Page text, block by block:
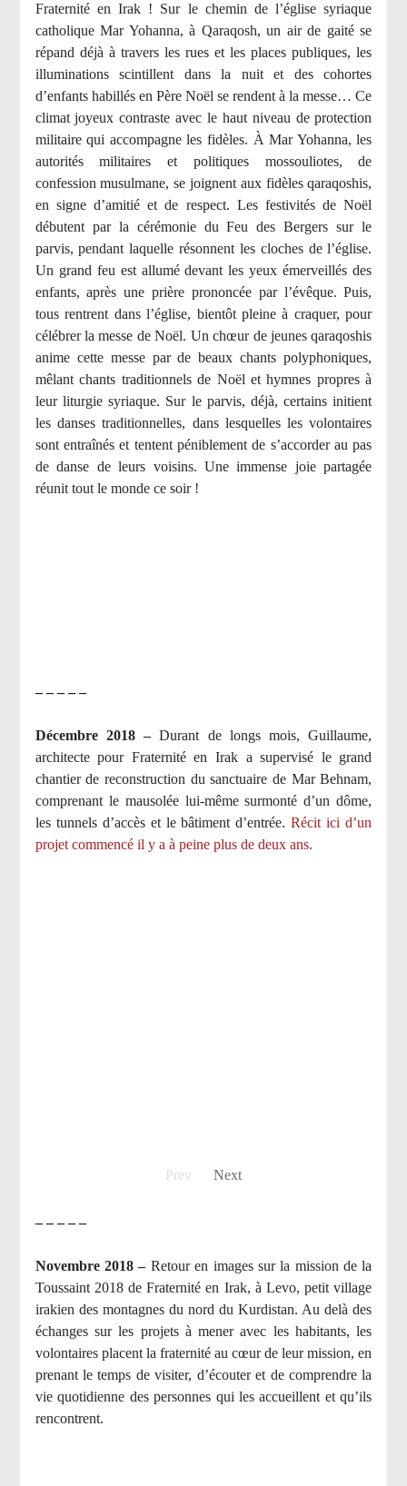
Fraternité en Irak ! Sur le chemin de l’église syriaque
catholique Mar Yohanna, à Qaraqosh, un air de gaité se
répand déjà à travers les rues et les places publiques, les
illuminations scintillent dans la nuit et des cohortes
d’enfants habillés en Père Noël se rendent à la messe… Ce
climat joyeux contraste avec le haut niveau de protection
militaire qui accompagne les fidèles. À Mar Yohanna, les
autorités militaires et politiques mossouliotes, de
confession musulmane, se joignent aux fidèles qaraqoshis,
en signe d’amitié et de respect. Les festivités de Noël
débutent par la cérémonie du Feu des Bergers sur le
parvis, pendant laquelle résonnent les cloches de l’église.
Un grand feu est allumé devant les yeux émerveillés des
enfants, après une prière prononcée par l’évêque. Puis,
tous rentrent dans l’église, bientôt pleine à craquer, pour
célébrer la messe de Noël. Un chœur de jeunes qaraqoshis
anime cette messe par de beaux chants polyphoniques,
mêlant chants traditionnels de Noël et hymnes propres à
leur liturgie syriaque. Sur le parvis, déjà, certains initient
les danses traditionnelles, dans lesquelles les volontaires
sont entraînés et tentent péniblement de s’accorder au pas
de danse de leurs voisins. Une immense joie partagée
réunit tout le monde ce soir !
– – – – –
Décembre 2018 –Durant de longs mois, Guillaume,
architecte pour Fraternité en Irak a supervisé le grand
chantier de reconstruction du sanctuaire de Mar Behnam,
comprenant le mausolée lui-même surmonté d’un dôme,
les tunnels d’accès et le bâtiment d’entrée.Récit ici d’un
projet commencé il y a à peine plus de deux ans.
Prev Next
– – – – –
Novembre 2018 – Retour en images sur la mission de la
Toussaint 2018 de Fraternité en Irak, à Levo, petit village
irakien des montagnes du nord du Kurdistan. Au delà des
échanges sur les projets à mener avec les habitants, les
volontaires placent la fraternité au cœur de leur mission, en
prenant le temps de visiter, d’écouter et de comprendre la
vie quotidienne des personnes qui les accueillent et qu’ils
rencontrent.